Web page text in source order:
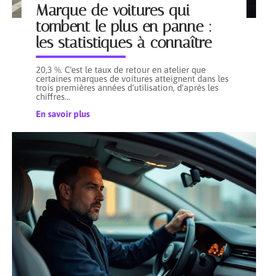
Marque de voitures qui
tombent le plus en panne :
les statistiques à connaître
20,3 %. C'est le taux de retour en atelier que
certaines marques de voitures atteignent dans les
trois premières années d'utilisation, d'après les
chiffres…
En savoir plus